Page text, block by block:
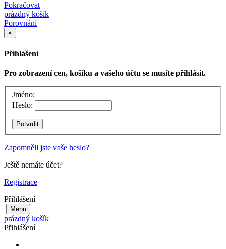
Pokračovat
prázdný košík
Porovnání
×
Přihlášení
Pro zobrazení cen, košíku a vašeho účtu se musíte přihlásit.
Jméno:
Heslo:
Zapomněli jste vaše heslo?
Ještě nemáte účet?
Registrace
Přihlášení
Menu
prázdný košík
Přihlášení